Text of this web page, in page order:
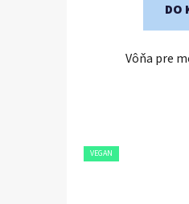
DO
Vôňa pre
VEGAN